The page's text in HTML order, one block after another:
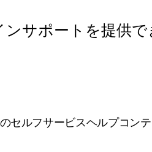
サポートを提供で
セルフサービスヘルプコン